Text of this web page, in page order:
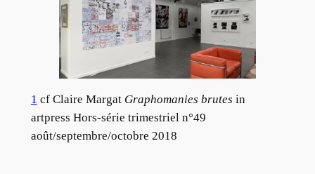
1 cf Claire Margat Graphomanies brutes in
artpress Hors-série trimestriel n°49
août/septembre/octobre 2018